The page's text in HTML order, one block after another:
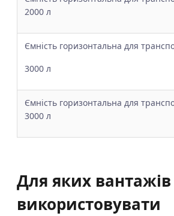
2000 л
Ємність горизонтальна для
3000 л
Ємність горизонтальна для
3000 л
Для яких
використовувати